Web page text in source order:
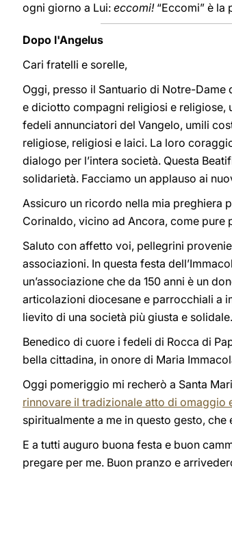
ogni giorno a Lui: eccomi!“Eccomi” è la
Dopo l'Angelus
Cari fratelli e sorelle,
Oggi, presso il Santuario di Notre-Dame
e diciotto compagni religiosi e religiose,
fedeli annunciatori del Vangelo, umili
religiose, religiosi e laici. La loro
dialogo per l’intera società. Questa
solidarietà. Facciamo un applauso ai
Assicuro un ricordo nella mia preghiera
Corinaldo, vicino ad Ancora, come pure
Saluto con affetto voi, pellegrini
associazioni. In questa festa
un’associazione che da 150 anni è un
articolazioni diocesane e parrocchiali a
lievito di una società più giusta e solidale.
Benedico di cuore i fedeli di Rocca di
bella cittadina, in onore di Maria
Oggi pomeriggio mi recherò a Santa
rinnovare il tradizionale atto di omaggio
spiritualmente a me in questo gesto,
E a tutti auguro buona festa e buon
pregare per me. Buon pranzo e